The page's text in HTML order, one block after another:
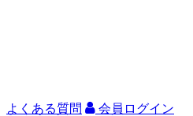
よくある質問 会員ログイン